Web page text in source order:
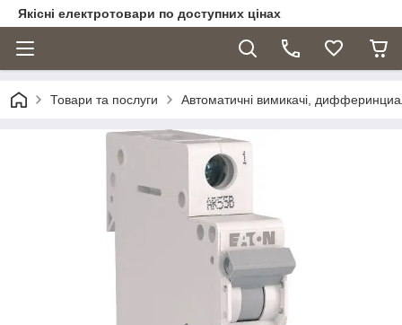
Якісні електротовари по доступних цінах
Товари та послуги Автоматичні вимикачі,